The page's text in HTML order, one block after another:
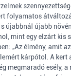
folyamatos
újabbnál újabb
mint egy elzárt kis
„Az élmény, amit
kárpótol. A kert
megmaradó esély,